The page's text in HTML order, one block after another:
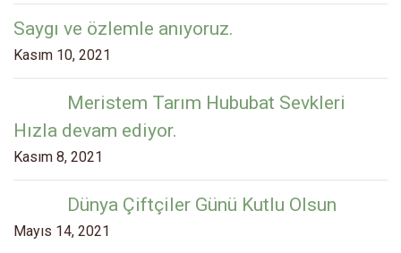
Saygı ve özlemle anıyoruz.
Kasım 10, 2021
Meristem Tarım Hububat Sevkleri
Hızla devam ediyor.
Kasım 8, 2021
Dünya Çiftçiler Günü Kutlu Olsun
Mayıs 14, 2021